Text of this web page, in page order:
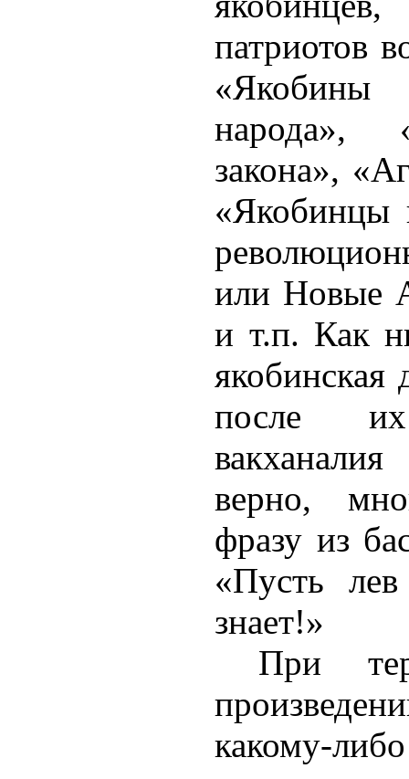
патриотов
народа»,
закона»,
«Якобинцы
или Новые
и т.п. Как
якобинская
после
верно,
фразу из
«Пусть
знает!»
При
какому-